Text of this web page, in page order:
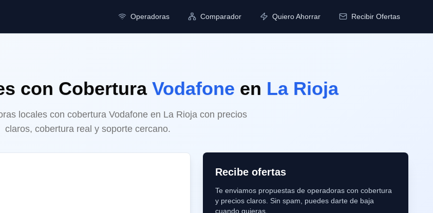
Operadoras Comparador Quiero Ahorrar Recibir Ofertas
con Cobertura Vodafone en La Rioja
locales con cobertura Vodafone en La Rioja con precios
claros, cobertura real y soporte cercano.
Recibe ofertas
Te enviamos propuestas de operadoras con cobertura
y precios claros. Sin spam, puedes darte de baja
cuando quieras.